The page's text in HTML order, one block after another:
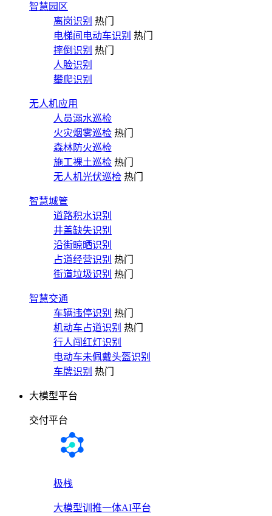
智慧园区
离岗识别 热门
电梯间电动车识别 热门
摔倒识别 热门
人脸识别
攀爬识别
无人机应用
人员溺水巡检
火灾烟雾巡检 热门
森林防火巡检
施工裸土巡检 热门
无人机光伏巡检 热门
智慧城管
道路积水识别
井盖缺失识别
沿街晾晒识别
占道经营识别 热门
街道垃圾识别 热门
智慧交通
车辆违停识别 热门
机动车占道识别 热门
行人闯红灯识别
电动车未佩戴头盔识别
车牌识别 热门
大模型平台
交付平台
极栈
大模型训推一体AI平台